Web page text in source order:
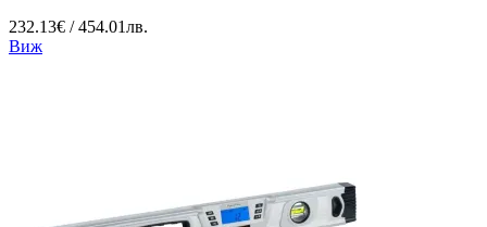
232.13€ / 454.01лв.
Виж